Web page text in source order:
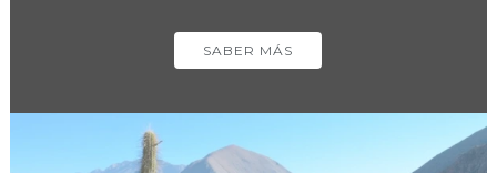
SABER MÁS